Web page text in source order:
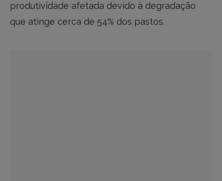
produtividade afetada devido à degradação
que atinge cerca de 54% dos pastos.